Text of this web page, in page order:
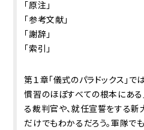
「原注」
「参考文献」
「謝辞」
「索引」
第１章「儀式のパラドックス」
慣習のほぼすべての根本にある
る裁判官や、就任宣誓をする
だけでもわかるだろう。軍隊で